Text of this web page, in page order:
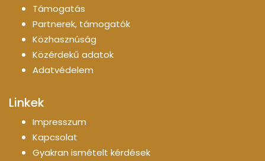
Támogatás
Partnerek, támogatók
Közhasznúság
Közérdekű adatok
Adatvédelem
Linkek
Impresszum
Kapcsolat
Gyakran ismételt kérdések